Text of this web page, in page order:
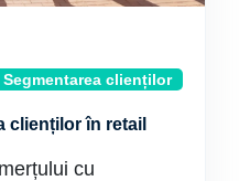
Segmentarea clienților
clienților în retail
cu